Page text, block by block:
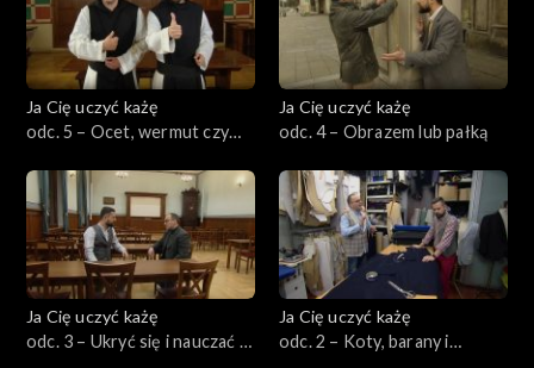
Ja Cię uczyć każę
odc. 5 – Ocet, wermut czy
Ja Cię uczyć każę
odc. 4 – Obrazem lub pałką
Ja Cię uczyć każę
odc. 3 – Ukryć się i nauczać –
Ja Cię uczyć każę
odc. 2 – Koty, barany i